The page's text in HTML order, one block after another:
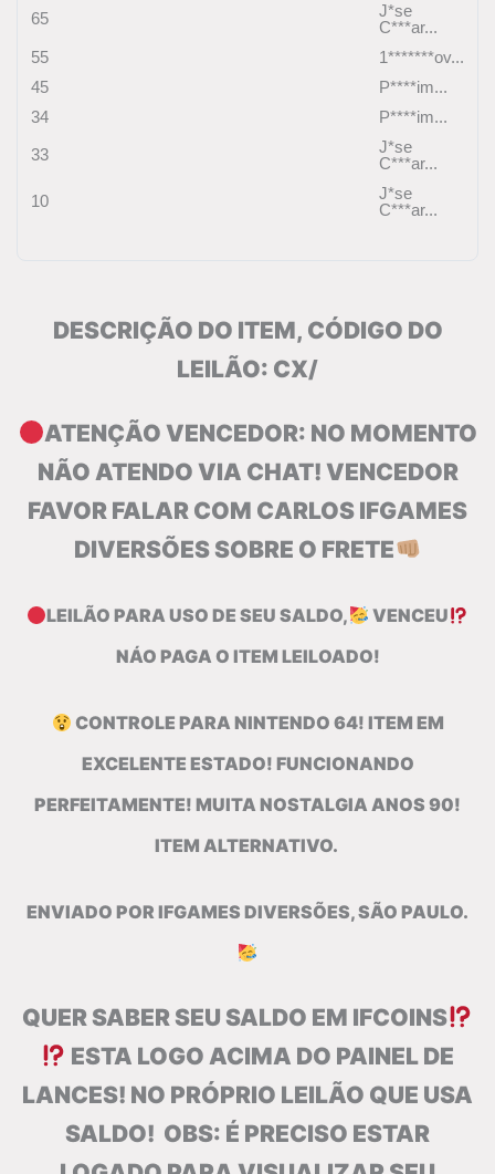
65
J*se
C***ar...
55
1*******ov...
45
P****im...
34
P****im...
33
J*se
C***ar...
10
J*se
C***ar...
DESCRIÇÃO DO ITEM, CÓDIGO DO
LEILÃO: CX/
ATENÇÃO VENCEDOR: NO MOMENTO
NÃO ATENDO VIA CHAT! VENCEDOR
FAVOR FALAR COM CARLOS IFGAMES
DIVERSÕES SOBRE O FRETE
LEILÃO PARA USO DE SEU SALDO,
VENCEU
NÁO PAGA O ITEM LEILOADO!
CONTROLE PARA NINTENDO 64! ITEM EM
EXCELENTE ESTADO! FUNCIONANDO
PERFEITAMENTE! MUITA NOSTALGIA ANOS 90!
ITEM ALTERNATIVO.
ENVIADO POR IFGAMES DIVERSÕES, SÃO PAULO.
QUER SABER SEU SALDO EM IFCOINS
ESTA LOGO ACIMA DO PAINEL DE
LANCES! NO PRÓPRIO LEILÃO QUE USA
SALDO! OBS: É PRECISO ESTAR